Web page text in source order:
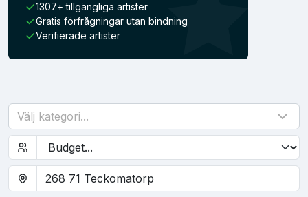
1307+ tillgängliga artister
Gratis förfrågningar utan bindning
Verifierade artister
Välj kategori...